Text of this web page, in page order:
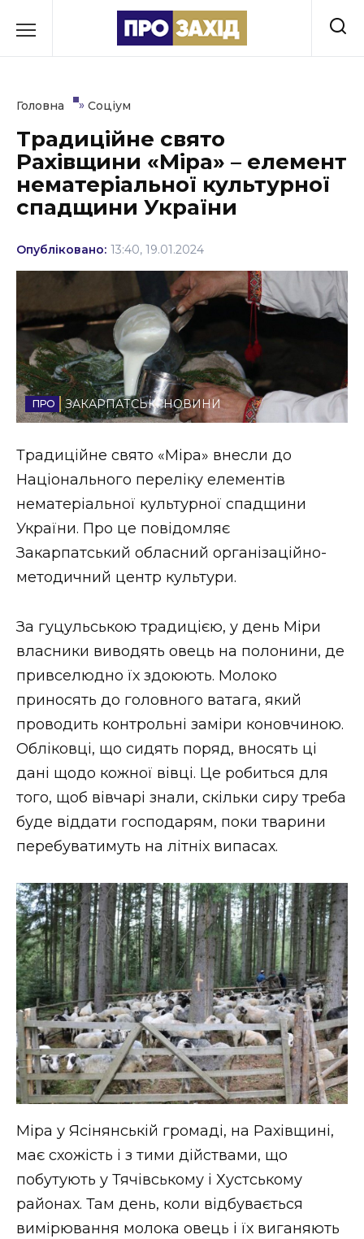
до
Культура
Освіта
Політика
Соціум
Спорт
Стиль життя
Втрачений Ужгород
Втрачений Ужгород (відеоверсія)
ЗАКАРПАТСЬКІ НОВИНИ
ФОТО
ВІДЕО
Головна » Соціум
Традиційне свято
Рахівщини «Міра» – елемент
нематеріальної культурної
спадщини України
Опубліковано: 13:40, 19.01.2024
ЗАКАРПАТСЬКІ НОВИНИ
Традиційне свято «Міра» внесли до
Національного переліку елементів
нематеріальної культурної спадщини
України. Про це повідомляє
Закарпатський обласний організаційно-
методичний центр культури.
За гуцульською традицією, у день Міри
власники виводять овець на полонини, де
привселюдно їх здоюють. Молоко
приносять до головного ватага, який
проводить контрольні заміри коновчиною.
Обліковці, що сидять поряд, вносять ці
дані щодо кожної вівці. Це робиться для
того, щоб вівчарі знали, скільки сиру треба
буде віддати господарям, поки тварини
перебуватимуть на літніх випасах.
Міра у Ясінянській громаді, на Рахівщині,
має схожість і з тими дійствами, що
побутують у Тячівському і Хустському
районах. Там день, коли відбувається
вимірювання молока овець і їх виганяють